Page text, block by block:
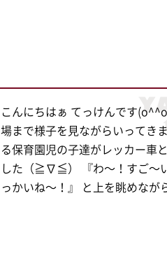
こんにちはぁ てっけんです
場まで様子を見ながらいってき
る保育園児の子達がレッカー車
した（≧∇≦） 『わ〜！すご〜
っかいね〜！』 と上を眺めなが